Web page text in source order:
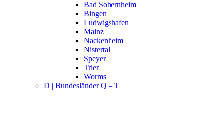
Bad Sobernheim
Bingen
Ludwigshafen
Mainz
Nackenheim
Nistertal
Speyer
Trier
Worms
D | Bundesländer Q – T